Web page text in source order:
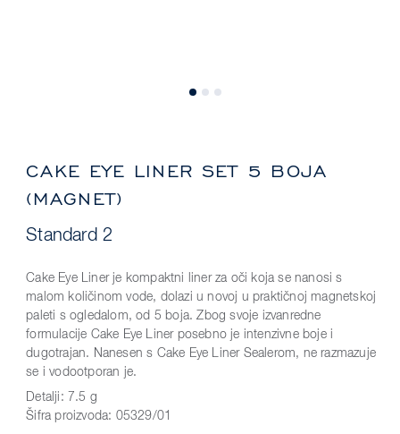
CAKE EYE LINER SET 5 BOJA
(MAGNET)
Standard 2
Cake Eye Liner je kompaktni liner za oči koja se nanosi s
malom količinom vode, dolazi u novoj u praktičnoj magnetskoj
paleti s ogledalom, od 5 boja. Zbog svoje izvanredne
formulacije Cake Eye Liner posebno je intenzivne boje i
dugotrajan. Nanesen s Cake Eye Liner Sealerom, ne razmazuje
se i vodootporan je.
Detalji: 7.5 g
Šifra proizvoda: 05329/01